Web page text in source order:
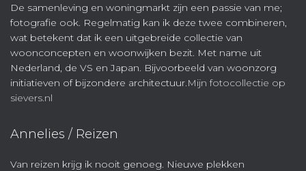
De samenleving en woningmarkt zijn een passie van me;
fotografie ook. Regelmatig kan ik deze twee combineren,
wat betekent dat ik een uitgebreide collectie van
woonconcepten en woonwijken bezit. Met name uit
Nederland, de VS en Japan. Bijvoorbeeld van woonzorg
initiatieven of bijzondere architectuur.Mijn fotocollectie op
sievers.nl
Annelies / Reizen
Van reizen krijg ik nooit genoeg. Nieuwe plekken